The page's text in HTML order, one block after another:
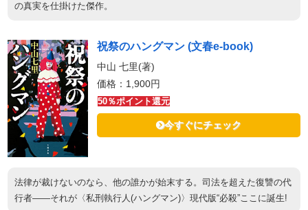
の真実を仕掛けた傑作。
祝祭のハングマン (文春e-book)
中山 七里(著)
価格：1,900円
50％ポイント還元
今すぐにチェック
法律が裁けないのなら、他の誰かが始末する。司法を超えた復讐の代
行者――それが〈私刑執行人(ハングマン)〉現代版“必殺”ここに誕生!